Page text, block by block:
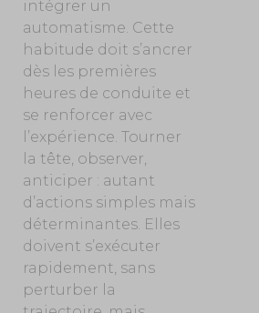
intégrer un
automatisme. Cette
habitude doit s’ancrer
dès les premières
heures de conduite et
se renforcer avec
l’expérience. Tourner
la tête, observer,
anticiper : autant
d’actions simples mais
déterminantes. Elles
doivent s’exécuter
rapidement, sans
perturber la